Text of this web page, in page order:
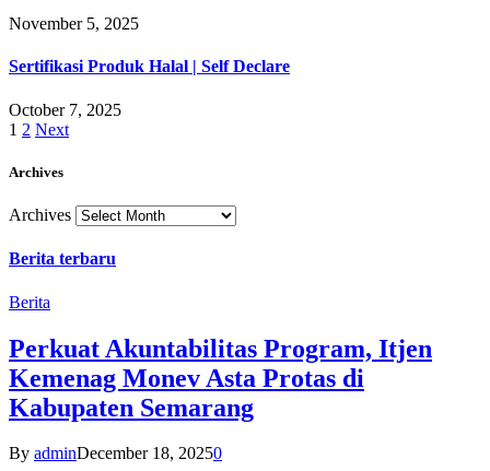
November 5, 2025
Sertifikasi Produk Halal | Self Declare
October 7, 2025
1 2 Next
Archives
Archives
Berita terbaru
Berita
Perkuat Akuntabilitas Program, Itjen
Kemenag Monev Asta Protas di
Kabupaten Semarang
By adminDecember 18, 20250